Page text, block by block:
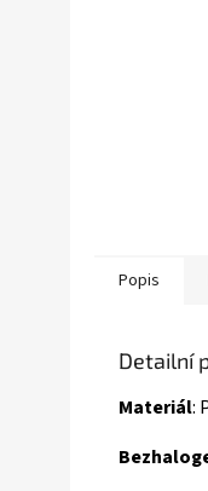
Popis
Detailní
Materiál: